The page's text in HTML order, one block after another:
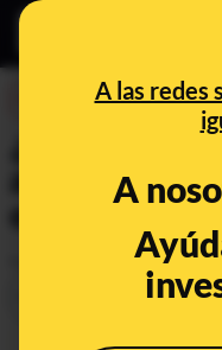
A las redes
A
¿Qué
asignatura
en los
Sep 20, 2018,